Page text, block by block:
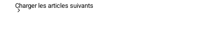
Charger les articles suivants